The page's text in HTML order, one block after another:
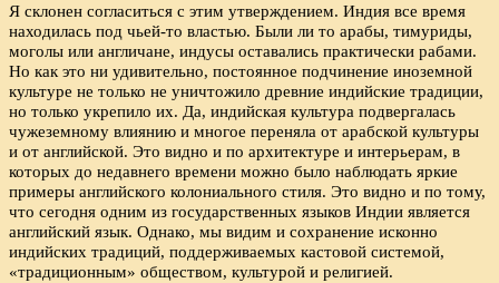
Я склонен согласиться с этим утверждением. Индия все время
находилась под чьей-то властью. Были ли то арабы, тимуриды,
моголы или англичане, индусы оставались практически рабами.
Но как это ни удивительно, постоянное подчинение иноземной
культуре не только не уничтожило древние индийские традиции,
но только укрепило их. Да, индийская культура подвергалась
чужеземному влиянию и многое переняла от арабской культуры
и от английской. Это видно и по архитектуре и интерьерам, в
которых до недавнего времени можно было наблюдать яркие
примеры английского колониального стиля. Это видно и по тому,
что сегодня одним из государственных языков Индии является
английский язык. Однако, мы видим и сохранение исконно
индийских традиций, поддерживаемых кастовой системой,
«традиционным» обществом, культурой и религией.